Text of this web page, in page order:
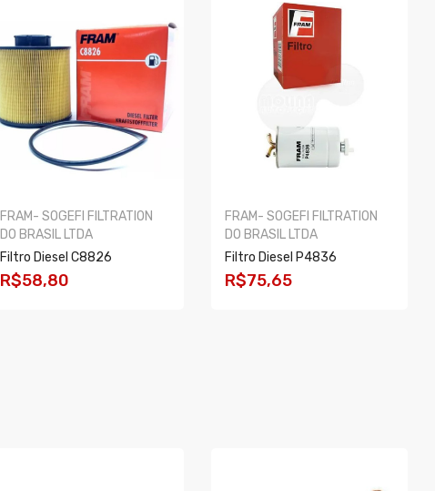
FRAM- SOGEFI FILTRATION
DO BRASIL LTDA
Filtro Diesel C8826
R$58,80
FRAM- SOGEFI FILTRATION
DO BRASIL LTDA
Filtro Diesel P4836
R$75,65